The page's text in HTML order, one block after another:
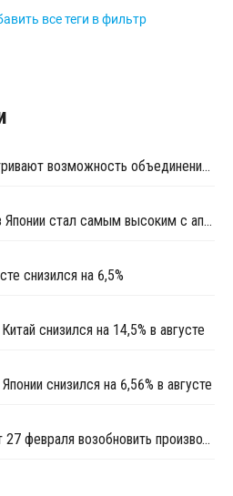
все теги в фильтр
Mitsui и Mitsubishi рассматривают возможность объединения поставок фенолосодержащей продукции
Ноябрьский экспорт ПК из Японии стал самым высоким с апреля
снизился на 6,5%
снизился на 14,5% в августе
снизился на 6,56% в августе
Mitsui Chemicals планирует 27 февраля возобновить производство фенола и ацетона в городе Итихара